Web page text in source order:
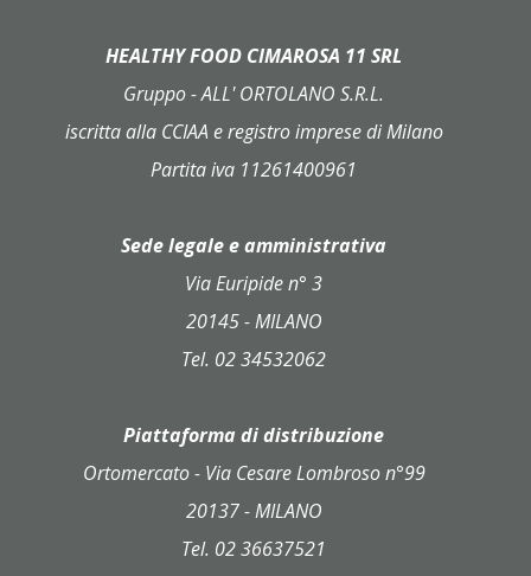
HEALTHY FOOD CIMAROSA 11 SRL
Gruppo - ALL' ORTOLANO S.R.L.
iscritta alla CCIAA e registro imprese di Milano
Partita iva 11261400961
Sede legale e amministrativa
Via Euripide n° 3
20145 - MILANO
Tel. 02 34532062
Piattaforma di distribuzione
Ortomercato - Via Cesare Lombroso n°99
20137 - MILANO
Tel. 02 36637521